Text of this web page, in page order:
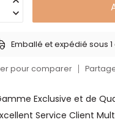
Emballé et expédié sous
pour comparer
Exclusive et de
Service Client